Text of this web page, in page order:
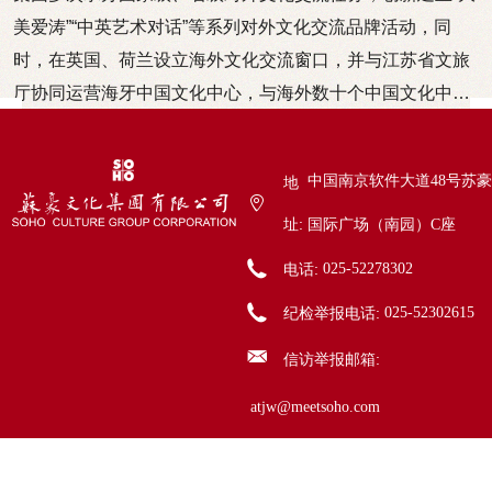
美爱涛”“中英艺术对话”等系列对外文化交流品牌活动，同
时，在英国、荷兰设立海外文化交流窗口，并与江苏省文旅
厅协同运营海牙中国文化中心，与海外数十个中国文化中心
关、社会机构文化及经贸“走出去”提供一站式服务。2019年
集团成为中意文化合作机制中方成员之一。
地
址:
中国南京软件大道48号苏豪
国际广场（南园）C座
电话: 025-52278302
纪检举报电话: 025-52302615
信访举报邮箱:
atjw@meetsoho.com